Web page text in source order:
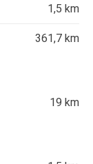
1,5 km
361,7 km
19 km